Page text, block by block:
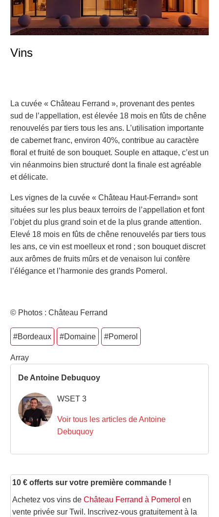
Vins
La cuvée « Château Ferrand », provenant des pentes
sud de l’appellation, est élevée 18 mois en fûts de chêne
renouvelés par tiers tous les ans. L’utilisation importante
de cabernet franc, environ 40%, contribue au caractère
floral et fruité de son bouquet. Souple en attaque, c’est un
vin néanmoins bien structuré dont la finale est agréable
et délicate.
Les vignes de la cuvée « Château Haut-Ferrand» sont
situées sur les plus beaux terroirs de l’appellation et font
l’objet du plus grand soin et de la plus grande attention.
Elevé 18 mois en fûts de chêne renouvelés par tiers tous
les ans, ce vin est moelleux et rond ; son bouquet discret
aux arômes de fruits mûrs et de venaison lui confère
l’élégance et l’harmonie des grands Pomerol.
© Photos : Château Ferrand
#Bordeaux #Domaine #Pomerol
Array
De Antoine Debuquoy
WSET 3
Voir tous les articles de Antoine
Debuquoy
10 € offerts sur votre première commande !
Achetez vos vins de Château Ferrand à Pomerol en
vente privée sur Twil. Inscrivez-vous gratuitement à la